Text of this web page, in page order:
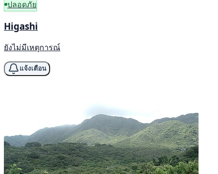
ปลอดภัย
Higashi
ยังไม่มีเหตุการณ์
แจ้งเตือน